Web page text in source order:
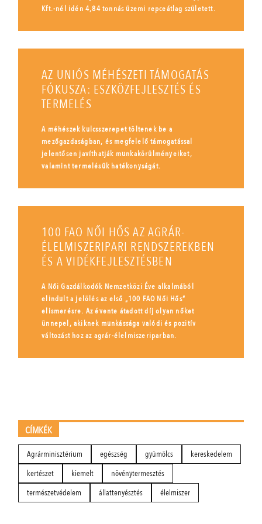
Kft.-nél idén 4,84 tonnás üzemi repceátlag született.
AZ UNIÓS MÉHÉSZETI TÁMOGATÁS
FÓKUSZA: ESZKÖZFEJLESZTÉS ÉS
TERMELÉS
A méhészek kulcsszerepet töltenek be a
mezőgazdaságban, és megfelelő támogatással
jelentősen javíthatják munkakörülményeiket,
valamint termelésük hatékonyságát.
100 FAO NŐI HŐS AZ AGRÁR-
ÉLELMISZERIPARI RENDSZEREKBEN
ÉS A VIDÉKFEJLESZTÉSBEN
A Női Gazdálkodók Nemzetközi Éve alkalmából
elindult a jelölés az első „100 FAO Női Hős”
elismerésre. Az évente átadott díj olyan nőket
ünnepel, akiknek munkássága valódi és pozitív
változást hoz az agrár-élelmiszeriparban.
CÍMKÉK
Agrárminisztérium egészség gyümölcs
kereskedelem
kertészet
kiemelt
növénytermesztés
természetvédelem
állattenyésztés élelmiszer